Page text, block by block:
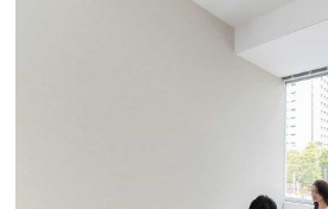
利用プラン
拠点一覧
契約フロー
よくある質問